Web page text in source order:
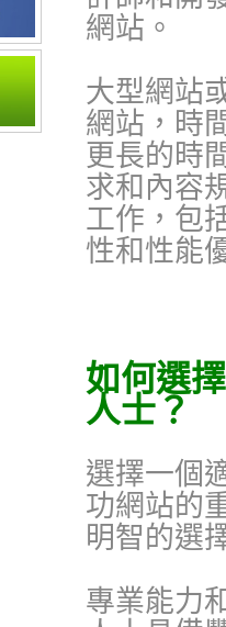
網站。
大型網站
網站，時
更長的時
求和內容
工作，包
性和性能
如何選
人士？
選擇一個
功網站的
明智的選
專業能力